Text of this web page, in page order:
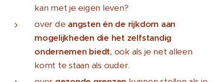
kan met je eigen leven?
over de angsten én de rijkdom aan
mogelijkheden die het zelfstandig
ondernemen biedt, ook als je net alleen
komt te staan als ouder.